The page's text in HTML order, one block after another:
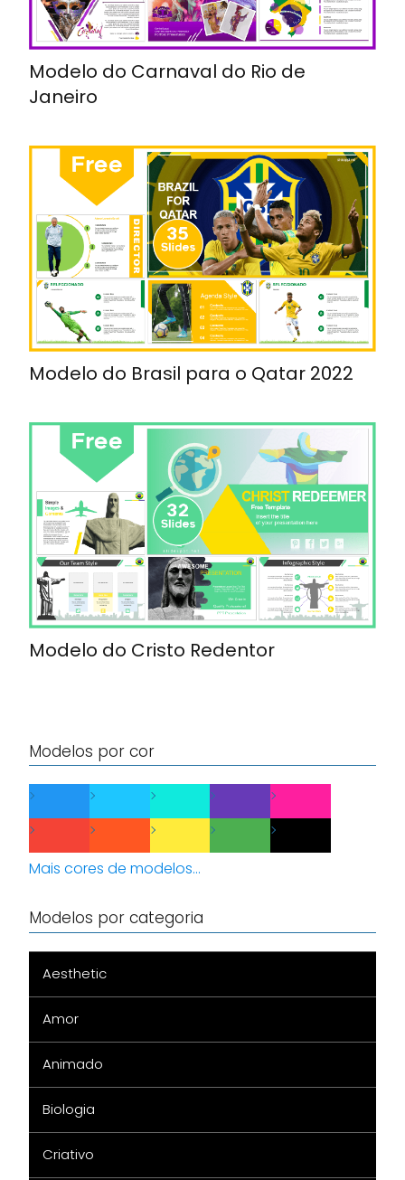
Modelo do Carnaval do Rio de
Janeiro
Modelo do Brasil para o Qatar 2022
Modelo do Cristo Redentor
Modelos por cor
Mais cores de modelos...
Modelos por categoria
Aesthetic
Amor
Animado
Biologia
Criativo